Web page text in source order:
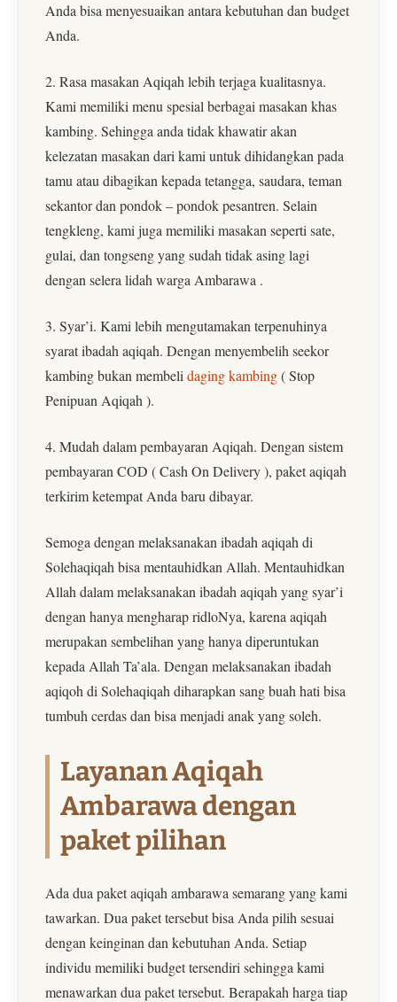
Anda bisa menyesuaikan antara kebutuhan dan budget
Anda.
2. Rasa masakan Aqiqah lebih terjaga kualitasnya.
Kami memiliki menu spesial berbagai masakan khas
kambing. Sehingga anda tidak khawatir akan
kelezatan masakan dari kami untuk dihidangkan pada
tamu atau dibagikan kepada tetangga, saudara, teman
sekantor dan pondok – pondok pesantren. Selain
tengkleng, kami juga memiliki masakan seperti sate,
gulai, dan tongseng yang sudah tidak asing lagi
dengan selera lidah warga Ambarawa .
3. Syar’i. Kami lebih mengutamakan terpenuhinya
syarat ibadah aqiqah. Dengan menyembelih seekor
kambing bukan membelidaging kambing( Stop
Penipuan Aqiqah ).
4. Mudah dalam pembayaran Aqiqah. Dengan sistem
pembayaran COD ( Cash On Delivery ), paket aqiqah
terkirim ketempat Anda baru dibayar.
Semoga dengan melaksanakan ibadah aqiqah di
Solehaqiqah bisa mentauhidkan Allah. Mentauhidkan
Allah dalam melaksanakan ibadah aqiqah yang syar’i
dengan hanya mengharap ridloNya, karena aqiqah
merupakan sembelihan yang hanya diperuntukan
kepada Allah Ta’ala. Dengan melaksanakan ibadah
aqiqoh di Solehaqiqah diharapkan sang buah hati bisa
tumbuh cerdas dan bisa menjadi anak yang soleh.
Layanan Aqiqah
Ambarawa dengan
paket pilihan
Ada dua paket aqiqah ambarawa semarang yang kami
tawarkan. Dua paket tersebut bisa Anda pilih sesuai
dengan keinginan dan kebutuhan Anda. Setiap
individu memiliki budget tersendiri sehingga kami
menawarkan dua paket tersebut. Berapakah harga tiap